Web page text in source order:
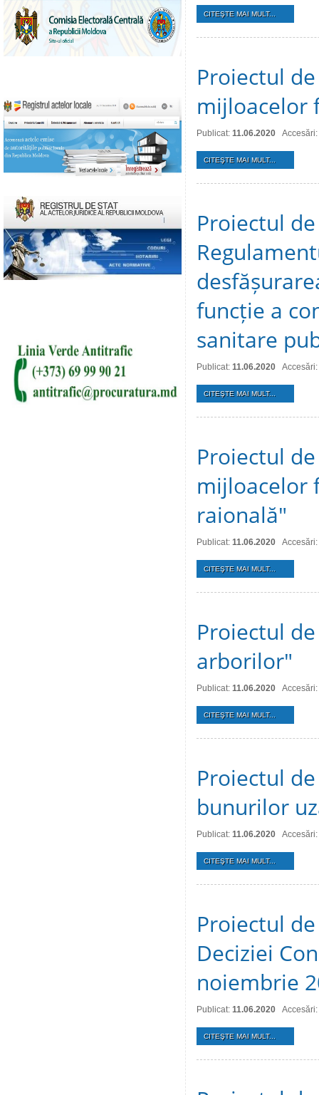
CITEŞTE MAI MULT...
Proiectul
mijloacelor
Publicat: 11.06.2020
CITEŞTE MAI MULT...
Proiectul
funcție a
sanitare
Publicat: 11.06.2020
CITEŞTE MAI MULT...
Proiectul
mijloacelor
raională"
Publicat: 11.06.2020
CITEŞTE MAI MULT...
Proiectul
arborilor"
Publicat: 11.06.2020
CITEŞTE MAI MULT...
Proiectul
bunurilor
Publicat: 11.06.2020
CITEŞTE MAI MULT...
Proiectul
Deciziei
noiembrie
Publicat: 11.06.2020
CITEŞTE MAI MULT...